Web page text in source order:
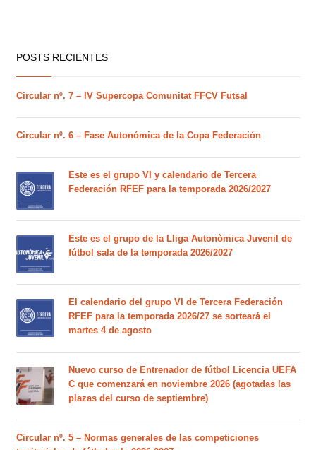
POSTS RECIENTES
Circular nº. 7 – IV Supercopa Comunitat FFCV Futsal
Circular nº. 6 – Fase Autonómica de la Copa Federación
Este es el grupo VI y calendario de Tercera
Federación RFEF para la temporada 2026/2027
Este es el grupo de la Lliga Autonòmica Juvenil de
fútbol sala de la temporada 2026/2027
El calendario del grupo VI de Tercera Federación
RFEF para la temporada 2026/27 se sorteará el
martes 4 de agosto
Nuevo curso de Entrenador de fútbol Licencia UEFA
C que comenzará en noviembre 2026 (agotadas las
plazas del curso de septiembre)
Circular nº. 5 – Normas generales de las competiciones